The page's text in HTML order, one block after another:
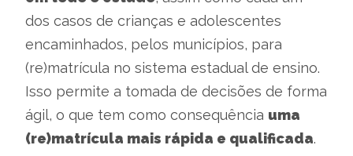
dos casos de crianças e adolescentes
encaminhados, pelos municípios, para
(re)matrícula no sistema estadual de ensino.
Isso permite a tomada de decisões de forma
ágil, o que tem como consequência uma
(re)matrícula mais rápida e qualificada.